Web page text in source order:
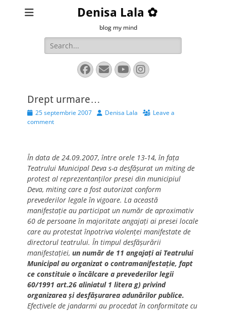
Denisa Lala ✿
blog my mind
Search
for:
Facebook
EmailYouTube
Instagram
Drept urmare…
Posted
on
25 septembrie 2007 AuthorDenisa Lala
Leave a
comment
În data de 24.09.2007, între orele 13-14, în faţa
Teatrului Municipal Deva s-a desfăşurat un miting de
protest al reprezentanţilor presei din municipiul
Deva, miting care a fost autorizat conform
prevederilor legale în vigoare. La această
manifestaţie au participat un număr de aproximativ
60 de persoane în majoritate angajaţi ai presei locale
care au protestat înpotriva violenţei manifestate de
directorul teatrului. În timpul desfăşurării
manifestaţiei, un număr de 11 angajaţi ai Teatrului
Municipal au organizat o contramanifestaţie, fapt
ce constituie o încălcare a prevederilor legii
60/1991 art.26 aliniatul 1 litera g) privind
organizarea şi desfăşurarea adunărilor publice.
Efectivele de jandarmi au procedat în conformitate cu